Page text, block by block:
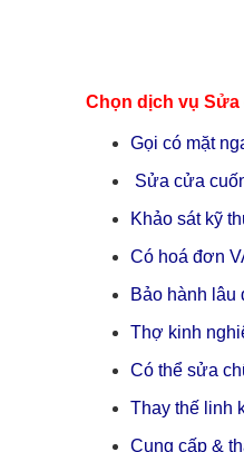
Chọn dịch vụ
Gọi có mặt
Sửa cửa
Khảo sát kỹ
Có hoá đơn
Bảo hành lâu
Thợ kinh
Có thể sửa
Thay thế linh
Cung cấp &